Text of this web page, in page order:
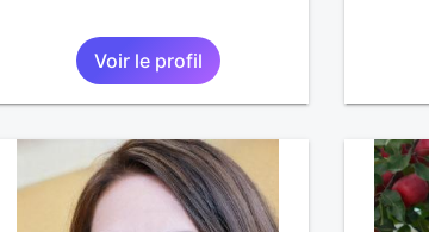
Voir le profil